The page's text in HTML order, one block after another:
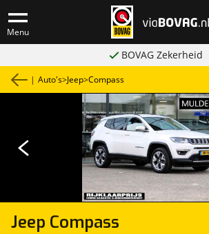
Menu
BOVAG Zekerheid
| Auto's>Jeep>Compass
Jeep Compass